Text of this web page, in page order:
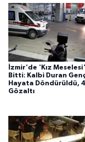
İzmir'de 'Kız Meselesi'
Bitti: Kalbi Duran
Hayata Döndürüldü, 4
Gözaltı